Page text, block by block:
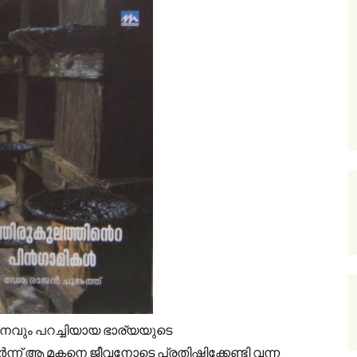
പറച്ചിയായ ഭാര്യയുടെ
മകനെ ജീവനോടെ പ്രതിഷ്ഠിക്കേണ്ടി വന്ന